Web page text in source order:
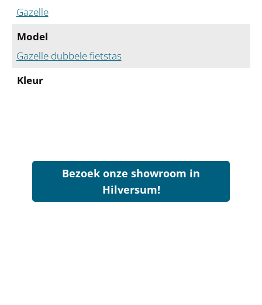
Gazelle
Model
Gazelle dubbele fietstas
Kleur
Bezoek onze showroom in
Hilversum!